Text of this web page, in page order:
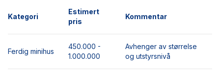
Kategori
Estimert
pris
Kommentar
Ferdig minihus
450.000 -
1.000.000
Avhenger av størrelse
og utstyrsnivå